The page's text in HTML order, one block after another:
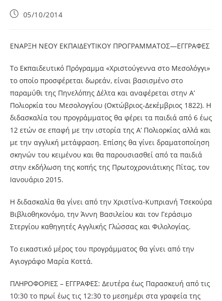
05/10/2014
ΕΝΑΡΞΗ ΝΕΟΥ ΕΚΠΑΙΔΕΥΤΙΚΟΥ ΠΡΟΓΡΑΜΜΑΤΟΣ—ΕΓΓΡΑΦΕΣ
Το Εκπαιδευτικό Πρόγραμμα «Χριστούγεννα στο Μεσολόγγι»
το οποίο προσφέρεται δωρεάν, είναι βασισμένο στο
παραμύθι της Πηνελόπης Δέλτα και αναφέρεται στην Α’
Πολιορκία του Μεσολογγίου (Οκτώβριος-Δεκέμβριος 1822). Η
διδασκαλία του προγράμματος θα φέρει τα παιδιά από 6 έως
12 ετών σε επαφή με την ιστορία της Α’ Πολιορκίας αλλά και
με την αγγλική μετάφραση. Επίσης θα γίνει δραματοποίηση
σκηνών του κειμένου και θα παρουσιασθεί από τα παιδιά
στην εκδήλωση της κοπής της Πρωτοχρονιάτικης Πίτας, τον
Ιανουάριο 2015.
Η διδασκαλία θα γίνει από την Χριστίνα-Κυπριανή Τσεκούρα
Βιβλιοθηκονόμο, την Άννη Βασιλείου και τον Γεράσιμο
Στεργίου καθηγητές Αγγλικής Γλώσσας και Φιλολογίας.
Το εικαστικό μέρος του προγράμματος θα γίνει από την
Αγιογράφο Μαρία Κοττά.
ΠΛΗΡΟΦΟΡΙΕΣ – ΕΓΓΡΑΦΕΣ: Δευτέρα έως Παρασκευή από τις
10:30 το πρωί έως τις 12:30 το μεσημέρι στα γραφεία της